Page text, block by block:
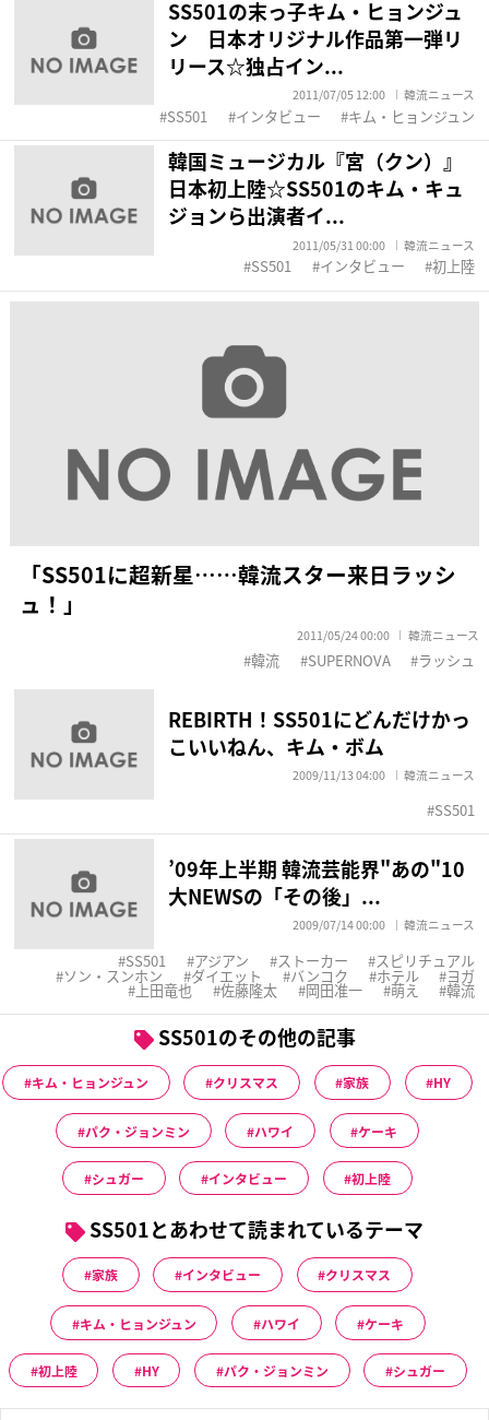
SS501の末っ子キム・ヒョンジュ
ン 日本オリジナル作品第一弾リ
リース☆独占イン...
2011/07/05 12:00 韓流ニュース
SS501 インタビュー キム・ヒョンジュン
韓国ミュージカル『宮（クン）』
日本初上陸☆SS501のキム・キュ
ジョンら出演者イ...
2011/05/31 00:00 韓流ニュース
SS501 インタビュー 初上陸
「SS501に超新星……韓流スター来日ラッシ
ュ！」
2011/05/24 00:00 韓流ニュース
韓流 SUPERNOVA ラッシュ
REBIRTH！SS501にどんだけかっ
こいいねん、キム・ボム
2009/11/13 04:00 韓流ニュース
SS501
’09年上半期 韓流芸能界"あの"10
大NEWSの「その後」...
2009/07/14 00:00 韓流ニュース
SS501 アジアン ストーカー スピリチュアル
ソン・スンホン ダイエット バンコク ホテル ヨガ
上田竜也 佐藤隆太 岡田准一 萌え 韓流
SS501のその他の記事
キム・ヒョンジュン クリスマス 家族 HY
パク・ジョンミン ハワイ ケーキ
シュガー インタビュー 初上陸
SS501とあわせて読まれているテーマ
家族 インタビュー クリスマス
キム・ヒョンジュン ハワイ ケーキ
初上陸 HY パク・ジョンミン シュガー